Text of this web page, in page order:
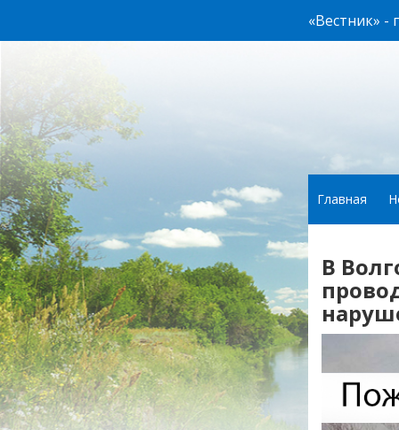
«Вестник» -
Главная
В